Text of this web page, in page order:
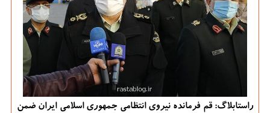
راستابلاگ: قم فرمانده نیروی انتظامی جمهوری اسلامی ایران ضمن